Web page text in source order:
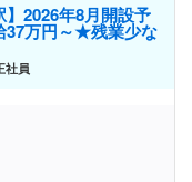
2026年8月開設予
万円～★残業少な
社員